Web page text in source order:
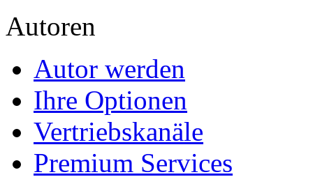
Autoren
Autor werden
Ihre Optionen
Vertriebskanäle
Premium Services